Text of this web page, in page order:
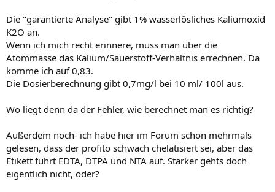
Die "garantierte Analyse" gibt 1% wasserlösliches Kaliumoxid
K2O an.
Wenn ich mich recht erinnere, muss man über die
Atommasse das Kalium/Sauerstoff-Verhältnis errechnen. Da
komme ich auf 0,83.
Die Dosierberechnung gibt 0,7mg/l bei 10 ml/ 100l aus.
Wo liegt denn da der Fehler, wie berechnet man es richtig?
Außerdem noch- ich habe hier im Forum schon mehrmals
gelesen, dass der profito schwach chelatisiert sei, aber das
Etikett führt EDTA, DTPA und NTA auf. Stärker gehts doch
eigentlich nicht, oder?